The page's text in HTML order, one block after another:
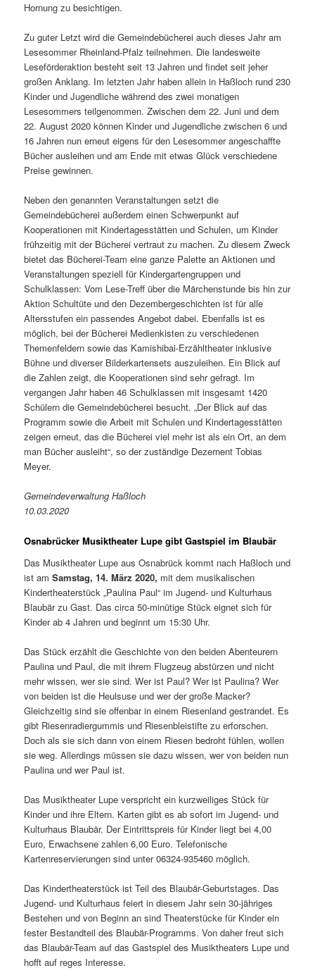
Hornung zu besichtigen.
Zu guter Letzt wird die Gemeindebücherei auch dieses Jahr am
Lesesommer Rheinland-Pfalz teilnehmen. Die landesweite
Leseförderaktion besteht seit 13 Jahren und findet seit jeher
großen Anklang. Im letzten Jahr haben allein in Haßloch rund 230
Kinder und Jugendliche während des zwei monatigen
Lesesommers teilgenommen. Zwischen dem 22. Juni und dem
22. August 2020 können Kinder und Jugendliche zwischen 6 und
16 Jahren nun erneut eigens für den Lesesommer angeschaffte
Bücher ausleihen und am Ende mit etwas Glück verschiedene
Preise gewinnen.
Neben den genannten Veranstaltungen setzt die
Gemeindebücherei außerdem einen Schwerpunkt auf
Kooperationen mit Kindertagesstätten und Schulen, um Kinder
frühzeitig mit der Bücherei vertraut zu machen. Zu diesem Zweck
bietet das Bücherei-Team eine ganze Palette an Aktionen und
Veranstaltungen speziell für Kindergartengruppen und
Schulklassen: Vom Lese-Treff über die Märchenstunde bis hin zur
Aktion Schultüte und den Dezembergeschichten ist für alle
Altersstufen ein passendes Angebot dabei. Ebenfalls ist es
möglich, bei der Bücherei Medienkisten zu verschiedenen
Themenfeldern sowie das Kamishibai-Erzähltheater inklusive
Bühne und diverser Bilderkartensets auszuleihen. Ein Blick auf
die Zahlen zeigt, die Kooperationen sind sehr gefragt. Im
vergangen Jahr haben 46 Schulklassen mit insgesamt 1420
Schülern die Gemeindebücherei besucht. „Der Blick auf das
Programm sowie die Arbeit mit Schulen und Kindertagesstätten
zeigen erneut, das die Bücherei viel mehr ist als ein Ort, an dem
man Bücher ausleiht“, so der zuständige Dezernent Tobias
Meyer.
Gemeindeverwaltung Haßloch
10.03.2020
Osnabrücker Musiktheater Lupe gibt Gastspiel im Blaubär
Das Musiktheater Lupe aus Osnabrück kommt nach Haßloch und
ist amSamstag, 14. März 2020, mit dem musikalischen
Kindertheaterstück „Paulina Paul“ im Jugend- und Kulturhaus
Blaubär zu Gast. Das circa 50-minütige Stück eignet sich für
Kinder ab 4 Jahren und beginnt um 15:30 Uhr.
Das Stück erzählt die Geschichte von den beiden Abenteurern
Paulina und Paul, die mit ihrem Flugzeug abstürzen und nicht
mehr wissen, wer sie sind. Wer ist Paul? Wer ist Paulina? Wer
von beiden ist die Heulsuse und wer der große Macker?
Gleichzeitig sind sie offenbar in einem Riesenland gestrandet. Es
gibt Riesenradiergummis und Riesenbleistifte zu erforschen.
Doch als sie sich dann von einem Riesen bedroht fühlen, wollen
sie weg. Allerdings müssen sie dazu wissen, wer von beiden nun
Paulina und wer Paul ist.
Das Musiktheater Lupe verspricht ein kurzweiliges Stück für
Kinder und ihre Eltern. Karten gibt es ab sofort im Jugend- und
Kulturhaus Blaubär. Der Eintrittspreis für Kinder liegt bei 4,00
Euro, Erwachsene zahlen 6,00 Euro. Telefonische
Kartenreservierungen sind unter 06324-935460 möglich.
Das Kindertheaterstück ist Teil des Blaubär-Geburtstages. Das
Jugend- und Kulturhaus feiert in diesem Jahr sein 30-jähriges
Bestehen und von Beginn an sind Theaterstücke für Kinder ein
fester Bestandteil des Blaubär-Programms. Von daher freut sich
das Blaubär-Team auf das Gastspiel des Musiktheaters Lupe und
hofft auf reges Interesse.